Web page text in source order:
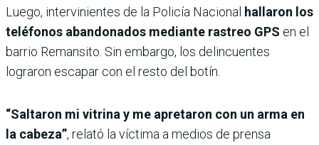
Luego, intervinientes de la Policía Nacional hallaron los
teléfonos abandonados mediante rastreo GPS en el
barrio Remansito. Sin embargo, los delincuentes
lograron escapar con el resto del botín.
“Saltaron mi vitrina y me apretaron con un arma en
la cabeza”, relató la víctima a medios de prensa